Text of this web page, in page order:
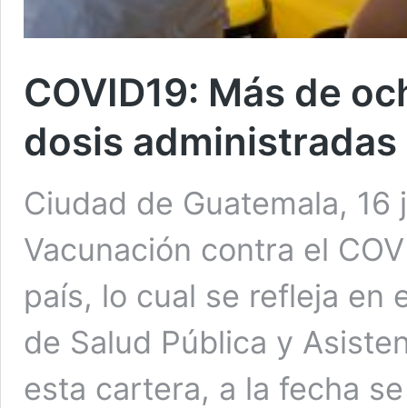
COVID19: Más de
dosis
Ciudad de Guatemala, 16
Vacunación contra el
país, lo cual se refleja en
de Salud Pública y
esta cartera, a la fecha